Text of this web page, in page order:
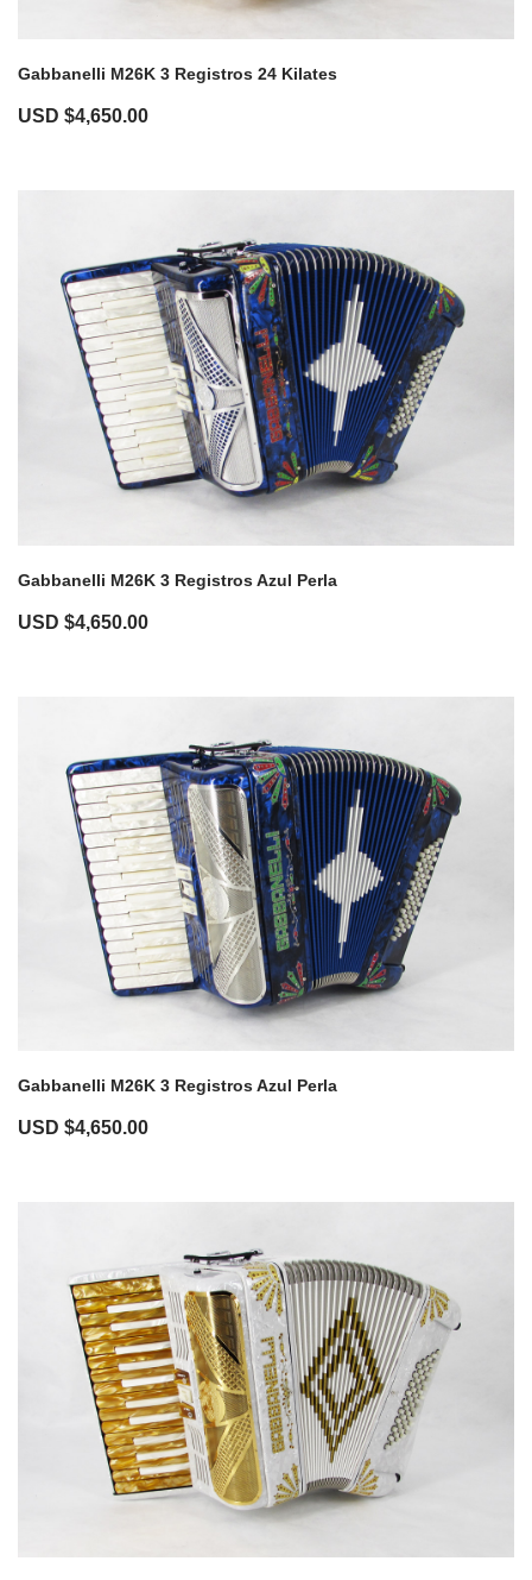
Gabbanelli M26K 3 Registros 24 Kilates
USD $4,650.00
Gabbanelli M26K 3 Registros Azul Perla
USD $4,650.00
Gabbanelli M26K 3 Registros Azul Perla
USD $4,650.00